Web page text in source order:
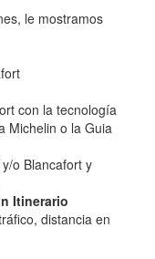
le mostramos
con la tecnología
Michelin o la Guia
o Blancafort y
Itinerario
distancia en